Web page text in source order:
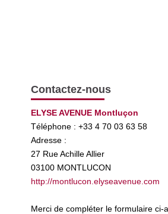
Contactez-nous
ELYSE AVENUE Montluçon
Téléphone : +33 4 70 03 63 58
Adresse :
27 Rue Achille Allier
03100 MONTLUCON
http://montlucon.elyseavenue.com
Merci de compléter le formulaire ci-